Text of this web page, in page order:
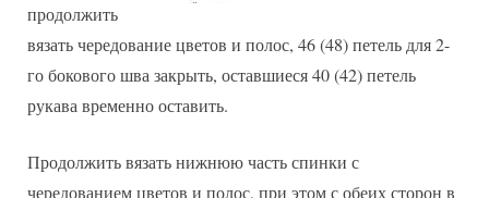
продолжить
вязать чередование цветов и полос, 46 (48) петель для 2-
го бокового шва закрыть, оставшиеся 40 (42) петель
рукава временно оставить.
Продолжить вязать нижнюю часть спинки с
чередованием цветов и полос, при этом с обеих сторон в